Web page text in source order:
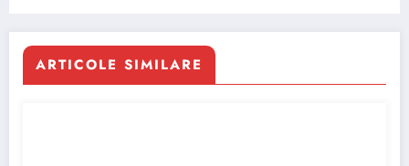
ARTICOLE SIMILARE